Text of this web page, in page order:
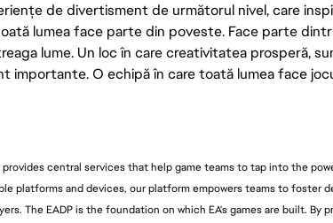
de divertisment de următorul nivel, care
lumea face parte din poveste. Face parte
lume. Un loc în care creativitatea prosperă,
importante. O echipă în care toată lumea face
provides central services that help game teams to tap into the
platforms and devices, our platform empowers teams to foster
The EADP is the foundation on which EA's games are built. By